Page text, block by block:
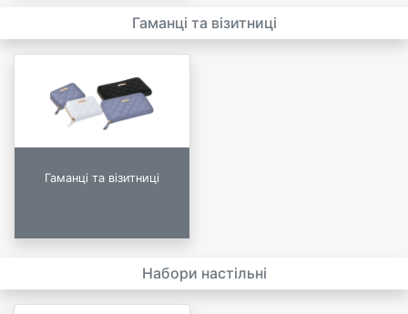
Гаманці та візитниці
Гаманці та візитниці
Набори настільні